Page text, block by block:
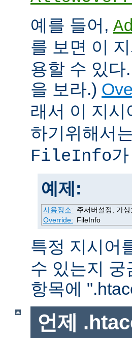
예를 들어,
를 보면 이
용할 수 있
을 보라.)
래서 이 지시
하기위해서
FileInfo
예제:
사용장소: 주서버설정, 가
Override: FileInfo
특정 지시어
수 있는지
항목에
언제